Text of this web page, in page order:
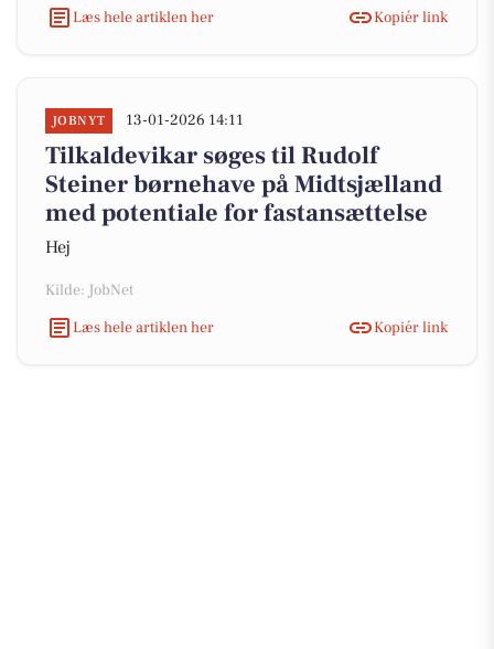
Læs hele artiklen her Kopiér link
JOBNYT 13-01-2026 14:11
Tilkaldevikar søges til Rudolf
Steiner børnehave på Midtsjælland
med potentiale for fastansættelse
Hej
Kilde: JobNet
Læs hele artiklen her
Kopiér link